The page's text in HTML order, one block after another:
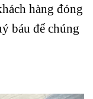
hàng đóng
báu để chúng